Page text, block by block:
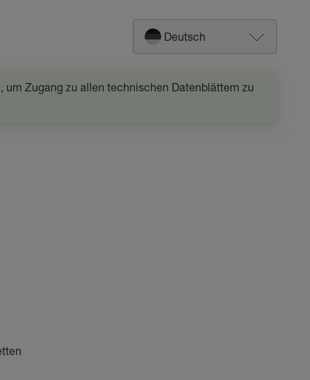
Deutsch
Zugang zu allen technischen Datenblättern zu